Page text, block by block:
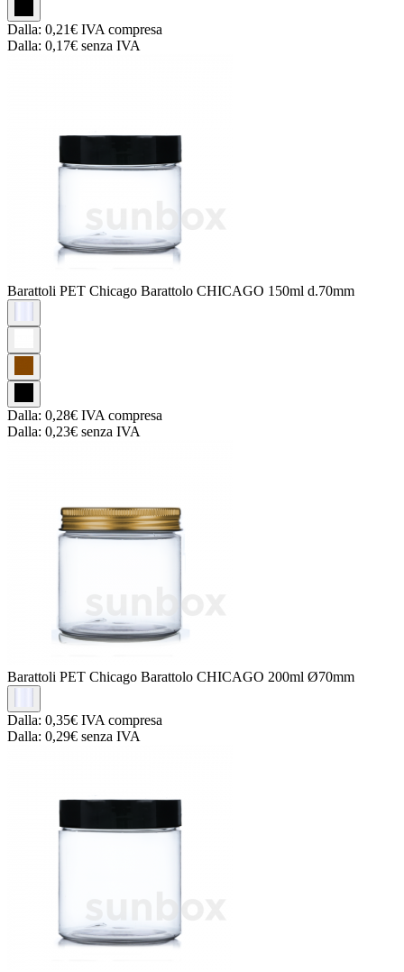
Dalla: 0,21€ IVA compresa
Dalla: 0,17€ senza IVA
Barattoli PET Chicago Barattolo CHICAGO 150ml d.70mm
Dalla: 0,28€ IVA compresa
Dalla: 0,23€ senza IVA
Barattoli PET Chicago Barattolo CHICAGO 200ml Ø70mm
Dalla: 0,35€ IVA compresa
Dalla: 0,29€ senza IVA